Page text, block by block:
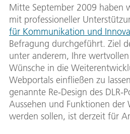
Mitte September 2009 haben
mit professioneller
für Kommunikation und
Befragung durchgeführt. Ziel
unter anderem, Ihre
Wünsche in die
Webportals einfließen zu
genannte Re-Design des DLR-
Aussehen und Funktionen der
werden sollen, ist derzeit für